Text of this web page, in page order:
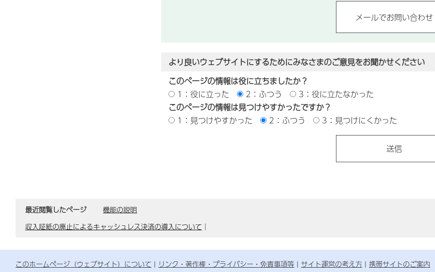
より良いウェブサイトにするためにみなさまのご意見をお聞かせください
このページの情報は役に立ちましたか？
1：役に立った
2：ふつう
3：役に立たなかった
このページの情報は見つけやすかったですか？
1：見つけやすかった
2：ふつう 3：見つけにくかった
最近閲覧したページ
機能の説明
収入証紙の廃止によるキャッシュレス決済の導入について ｜
このホームページ（ウェブサイト）について リンク・著作権・プライバシー・免責事項等 サイト運営の考え方 携帯サイトのご案内